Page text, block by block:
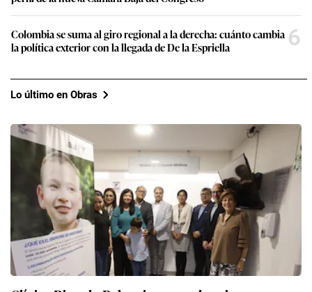
Colombia se suma al giro regional a la derecha: cuánto cambia
la política exterior con la llegada de De la Espriella
6
Lo último en Obras